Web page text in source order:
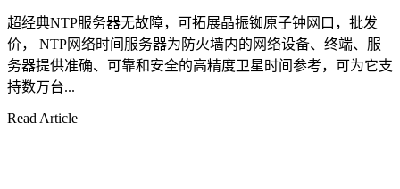
超经典NTP服务器无故障，可拓展晶振铷原子钟网口，批发
价， NTP网络时间服务器为防火墙内的网络设备、终端、服
务器提供准确、可靠和安全的高精度卫星时间参考，可为它支
持数万台...
Read Article